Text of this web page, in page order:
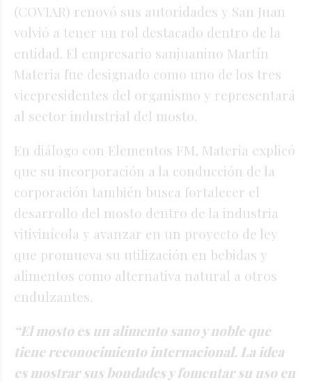
(COVIAR) renovó sus autoridades y San Juan
volvió a tener un rol destacado dentro de la
entidad. El empresario sanjuanino Martín
Materia fue designado como uno de los tres
vicepresidentes del organismo y representará
al sector industrial del mosto.
En diálogo con Elementos FM, Materia explicó
que su incorporación a la conducción de la
corporación también busca fortalecer el
desarrollo del mosto dentro de la industria
vitivinícola y avanzar en un proyecto de ley
que promueva su utilización en bebidas y
alimentos como alternativa natural a otros
endulzantes.
“El mosto es un alimento sano y noble que
tiene reconocimiento internacional. La idea
es mostrar sus bondades y fomentar su uso en